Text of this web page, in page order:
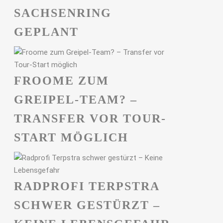
ACHSENRING G
EPLANT
FROOME ZUM
GREIPEL-TEAM? –
TRANSFER VOR TOUR-
START MÖGLICH
RADPROFI TERPSTRA
SCHWER GESTÜRZT –